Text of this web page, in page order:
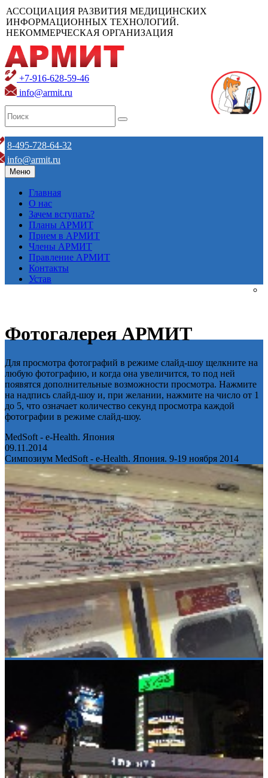
АССОЦИАЦИЯ РАЗВИТИЯ МЕДИЦИНСКИХ
ИНФОРМАЦИОННЫХ ТЕХНОЛОГИЙ.
НЕКОММЕРЧЕСКАЯ ОРГАНИЗАЦИЯ
+7-916-628-59-46
info@armit.ru
8-495-728-64-32
info@armit.ru
Меню
Главная
О нас
Зачем вступать?
Планы АРМИТ
Прием в АРМИТ
Члены АРМИТ
Правление АРМИТ
Контакты
Устав
Фотогалерея АРМИТ
Для просмотра фотографий в режиме слайд-шоу щелкните на
любую фотографию, и когда она увеличится, то под ней
появятся дополнительные возможности просмотра. Нажмите
на надпись слайд-шоу и, при желании, нажмите на число от 1
до 5, что означает количество секунд просмотра каждой
фотографии в режиме слайд-шоу.
MedSoft - e-Health. Япония
09.11.2014
Симпозиум MedSoft - e-Health. Япония. 9-19 ноября 2014